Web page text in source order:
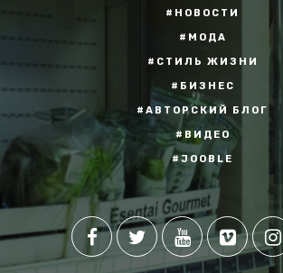
#НОВОСТИ
#МОДА
#СТИЛЬ ЖИЗНИ
#БИЗНЕС
#АВТОРСКИЙ БЛОГ
#ВИДЕО
#JOOBLE